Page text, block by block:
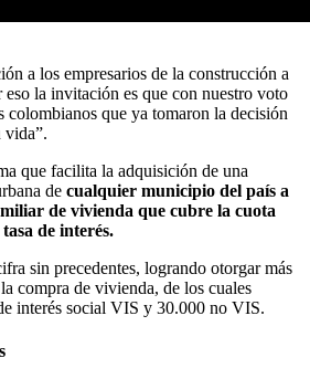
a los empresarios de la construcción a
eso la invitación es que con nuestro voto
colombianos que ya tomaron la decisión
vida”.
que facilita la adquisición de una
de cualquier municipio del país a
de vivienda que cubre la cuota
de interés.
sin precedentes, logrando otorgar más
compra de vivienda, de los cuales
interés social VIS y 30.000 no VIS.